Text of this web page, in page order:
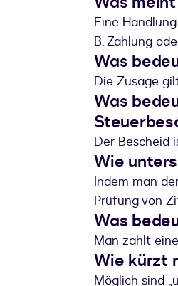
Eine
B. Zahlung
Was
Die Zusage
Was
Der Bescheid
Wie
Indem man
Prüfung von
Was
Man zahlt
Wie kürzt
Möglich sind